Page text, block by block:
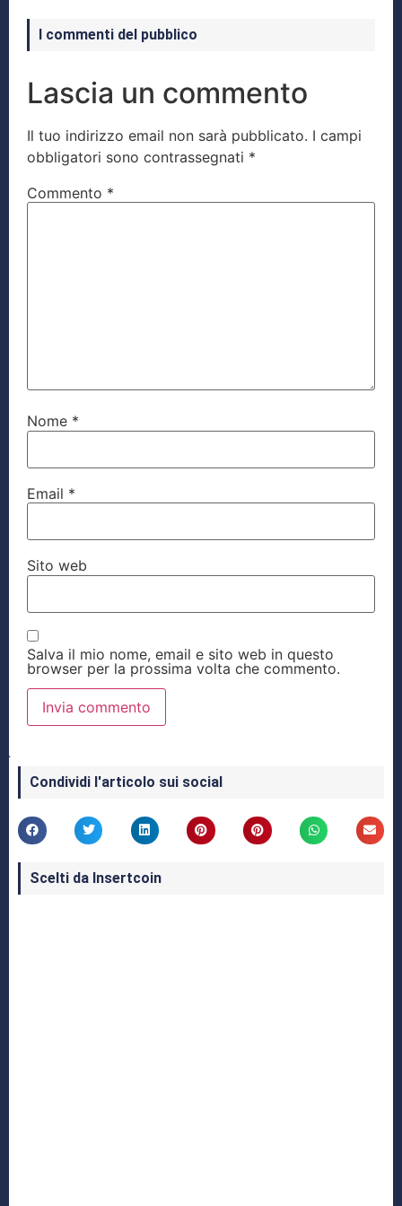
I commenti del pubblico
Lascia un commento
Il tuo indirizzo email non sarà pubblicato. I campi
obbligatori sono contrassegnati *
Commento *
Nome *
Email *
Sito web
Salva il mio nome, email e sito web in questo
browser per la prossima volta che commento.
Condividi l'articolo sui social
Scelti da Insertcoin